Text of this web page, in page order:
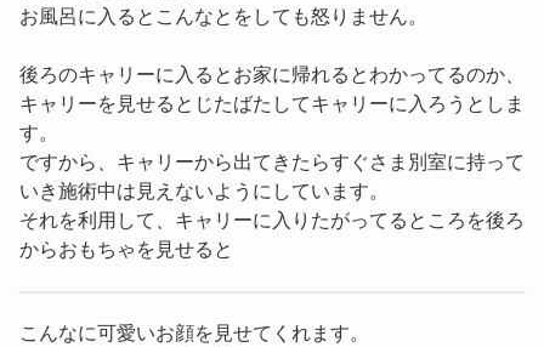
お風呂に入るとこんなとをしても怒りません。
後ろのキャリーに入るとお家に帰れるとわかってるのか、
キャリーを見せるとじたばたしてキャリーに入ろうとしま
す。
ですから、キャリーから出てきたらすぐさま別室に持って
いき施術中は見えないようにしています。
それを利用して、キャリーに入りたがってるところを後ろ
からおもちゃを見せると
こんなに可愛いお顔を見せてくれます。